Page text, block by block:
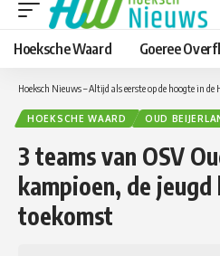
Hoeksche Waard Goeree
Hoeksch Nieuws – Altijd als eerste op de hoogte in de
HOEKSCHE WAARD OUD
3 teams van OSV
kampioen, de jeugd
toekomst